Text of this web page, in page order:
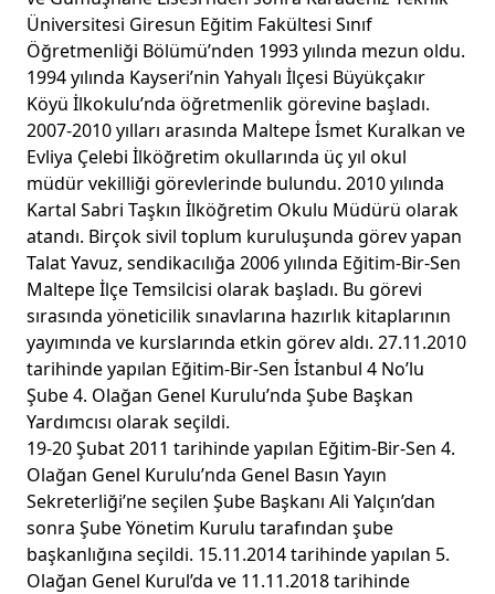
Üniversitesi Giresun Eğitim Fakültesi Sınıf
Öğretmenliği Bölümü’nden 1993 yılında mezun oldu.
1994 yılında Kayseri’nin Yahyalı İlçesi Büyükçakır
Köyü İlkokulu’nda öğretmenlik görevine başladı.
2007-2010 yılları arasında Maltepe İsmet Kuralkan ve
Evliya Çelebi İlköğretim okullarında üç yıl okul
müdür vekilliği görevlerinde bulundu. 2010 yılında
Kartal Sabri Taşkın İlköğretim Okulu Müdürü olarak
atandı. Birçok sivil toplum kuruluşunda görev yapan
Talat Yavuz, sendikacılığa 2006 yılında Eğitim-Bir-Sen
Maltepe İlçe Temsilcisi olarak başladı. Bu görevi
sırasında yöneticilik sınavlarına hazırlık kitaplarının
yayımında ve kurslarında etkin görev aldı. 27.11.2010
tarihinde yapılan Eğitim-Bir-Sen İstanbul 4 No’lu
Şube 4. Olağan Genel Kurulu’nda Şube Başkan
Yardımcısı olarak seçildi.
19-20 Şubat 2011 tarihinde yapılan Eğitim-Bir-Sen 4.
Olağan Genel Kurulu’nda Genel Basın Yayın
Sekreterliği’ne seçilen Şube Başkanı Ali Yalçın’dan
sonra Şube Yönetim Kurulu tarafından şube
başkanlığına seçildi. 15.11.2014 tarihinde yapılan 5.
Olağan Genel Kurul’da ve 11.11.2018 tarihinde